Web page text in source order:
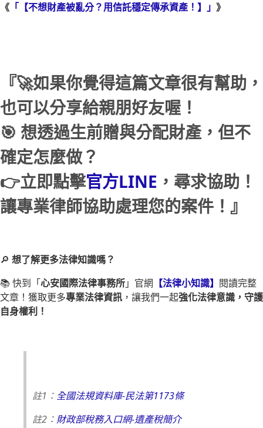
《 「【不想財產被亂分？用信託穩定傳承資產！】」 》
『🚀如果你覺得這篇文章很有幫助，
也可以分享給親朋好友喔！
🎯 想透過生前贈與分配財產，但不
確定怎麼做？
👉立即點擊官方LINE ，尋求協助！
讓專業律師協助處理您的案件！』
🔎 想了解更多法律知識嗎？
📚 快到「心安國際法律事務所」官網 【法律小知識】 閱讀完整
文章！獲取更多專業法律資訊 ，讓我們一起強化法律意識，守護
自身權利！
註1： 全國法規資料庫-民法第1173條
註2： 財政部稅務入口網-遺產稅簡介